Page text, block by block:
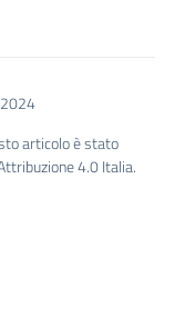
articolo è stato
4.0 Italia.